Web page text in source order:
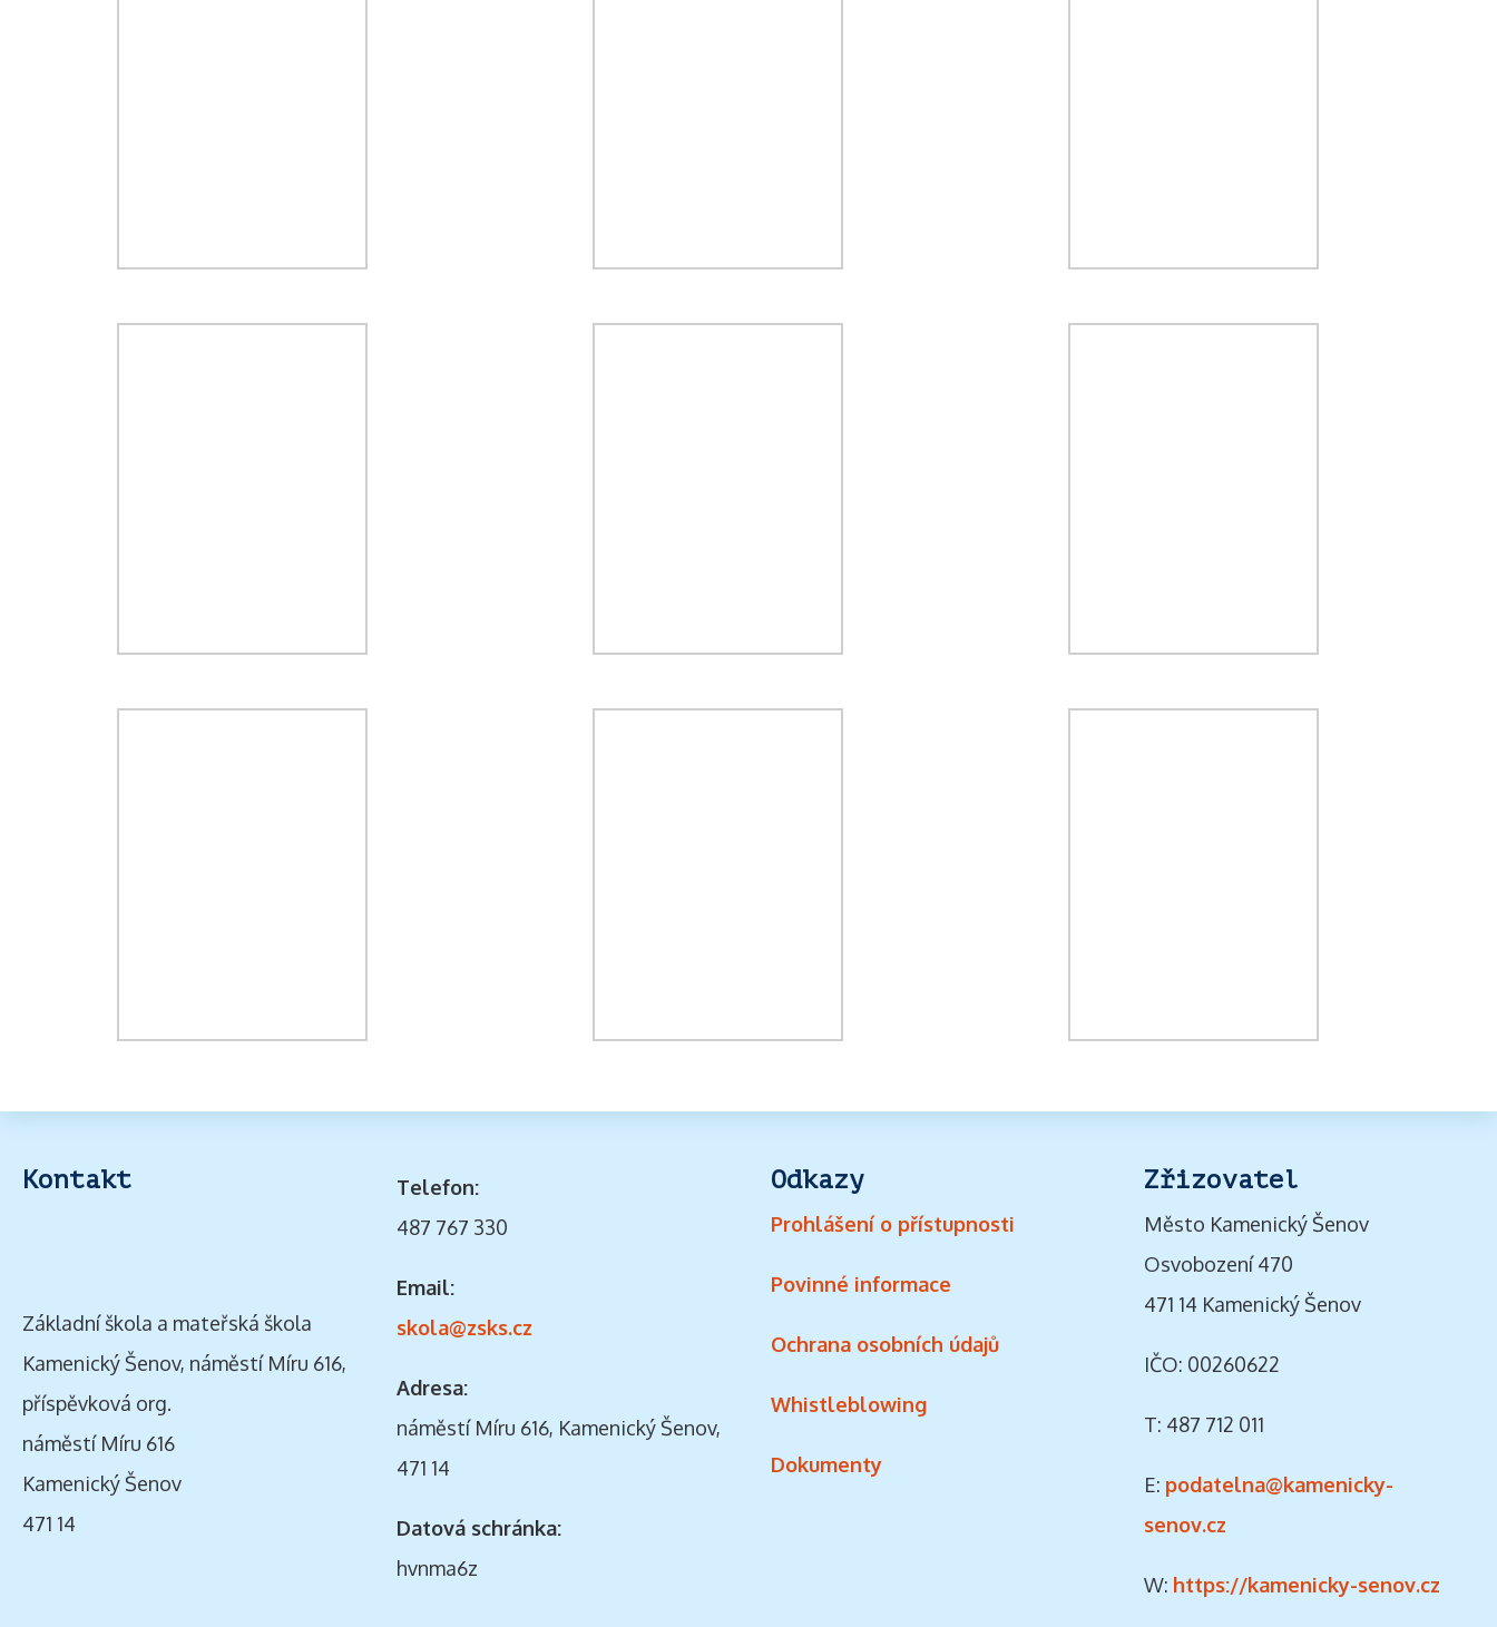
Kontakt
Základní škola a mateřská škola
Kamenický Šenov, náměstí Míru 616,
příspěvková org.
náměstí Míru 616
Kamenický Šenov
471 14
Telefon:
487 767 330
Email:
skola@zsks.cz
Adresa:
náměstí Míru 616, Kamenický Šenov,
471 14
Datová schránka:
hvnma6z
Odkazy
Prohlášení o přístupnosti
Povinné informace
Ochrana osobních údajů
Whistleblowing
Dokumenty
Zřizovatel
Město Kamenický Šenov
Osvobození 470
471 14 Kamenický Šenov
IČO: 00260622
T: 487 712 011
E: podatelna@kamenicky-
senov.cz
W: https://kamenicky-senov.cz